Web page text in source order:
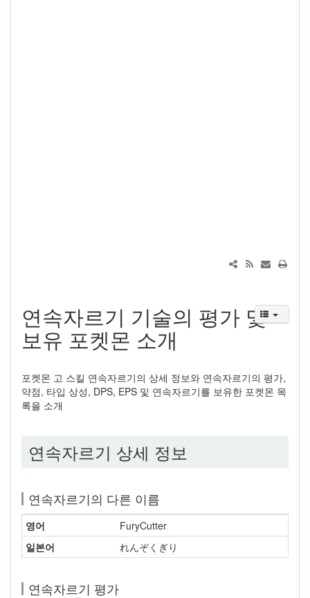
연속자르기 기술의 평가 및
보유 포켓몬 소개
포켓몬 고 스킬 연속자르기의 상세 정보와 연속자르기의 평가,
약점, 타입 상성, DPS, EPS 및 연속자르기를 보유한 포켓몬 목
록을 소개
연속자르기 상세 정보
연속자르기의 다른 이름
영어
FuryCutter
일본어
れんぞくぎり
연속자르기 평가